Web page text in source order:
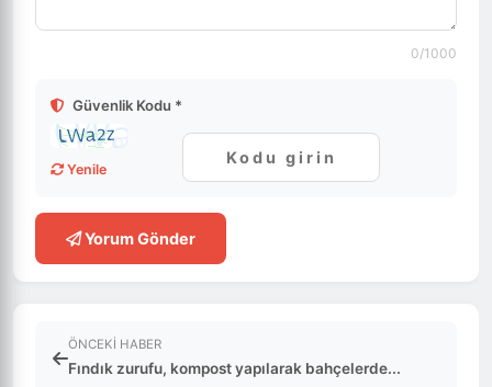
0/1000
Güvenlik Kodu *
Yenile
Yorum Gönder
ÖNCEKI HABER
Fındık zurufu, kompost yapılarak bahçelerde...